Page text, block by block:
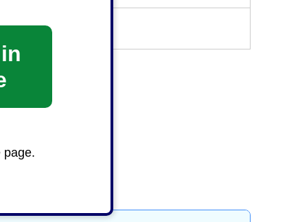
page.